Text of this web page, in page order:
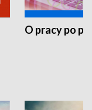
O pracy po